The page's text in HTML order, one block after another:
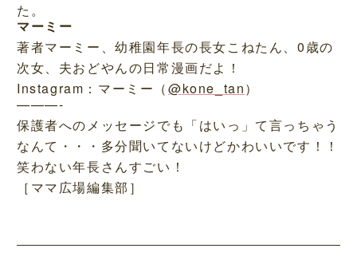
た。
マーミー
著者マーミー、幼稚園年長の長女こねたん、0歳の
次女、夫おどやんの日常漫画だよ！
Instagram：マーミー（@kone_tan）
———-
保護者へのメッセージでも「はいっ」て言っちゃう
なんて・・・多分聞いてないけどかわいいです！！
笑わない年長さんすごい！
［ママ広場編集部］